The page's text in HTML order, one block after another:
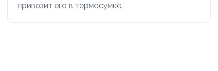
привозит его в термосумке.